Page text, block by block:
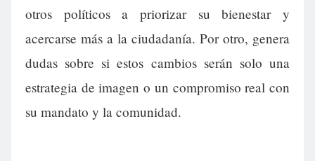
otros políticos a priorizar su bienestar y
acercarse más a la ciudadanía. Por otro, genera
dudas sobre si estos cambios serán solo una
estrategia de imagen o un compromiso real con
su mandato y la comunidad.